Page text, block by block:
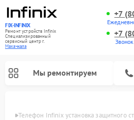
FIX-INFINIX
Ремонт устройств Infinix
Специализированный
cервисный центр г.
Махачкала
+7
+7
Мы ремонтируем
Телефон Infinix установка защитного